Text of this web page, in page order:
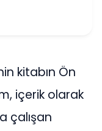
kitabın Ön
içerik olarak
çalışan